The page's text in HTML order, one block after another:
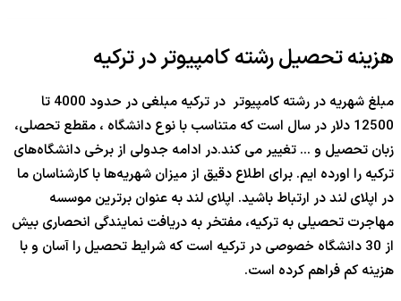
هزینه تحصیل رشته کامپیوتر در ترکیه
مبلغ شهریه در رشته کامپیوتر در ترکیه مبلغی در حدود 4000 تا
12500 دلار در سال است که متناسب با نوع دانشگاه ، مقطع تحصلی،
زبان تحصیل و … تغییر می کند.در ادامه جدولی از برخی دانشگاه‌های
ترکیه را اورده ایم. برای اطلاع دقیق از میزان شهریه‌ها با کارشناسان ما
در اپلای لند در ارتباط باشید. اپلای لند به عنوان برترین موسسه
مهاجرت تحصیلی به ترکیه، مفتخر به دریافت نمایندگی انحصاری بیش
از 30 دانشگاه خصوصی در ترکیه است که شرایط تحصیل را آسان و با
هزینه کم فراهم کرده است.